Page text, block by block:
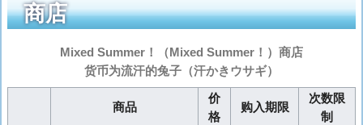
商店
Mixed Summer！（ Mixed Summer！ ）商店
货币为流汗的兔子（汗かきウサギ）
商品
价
格
购入期限
次数限
制